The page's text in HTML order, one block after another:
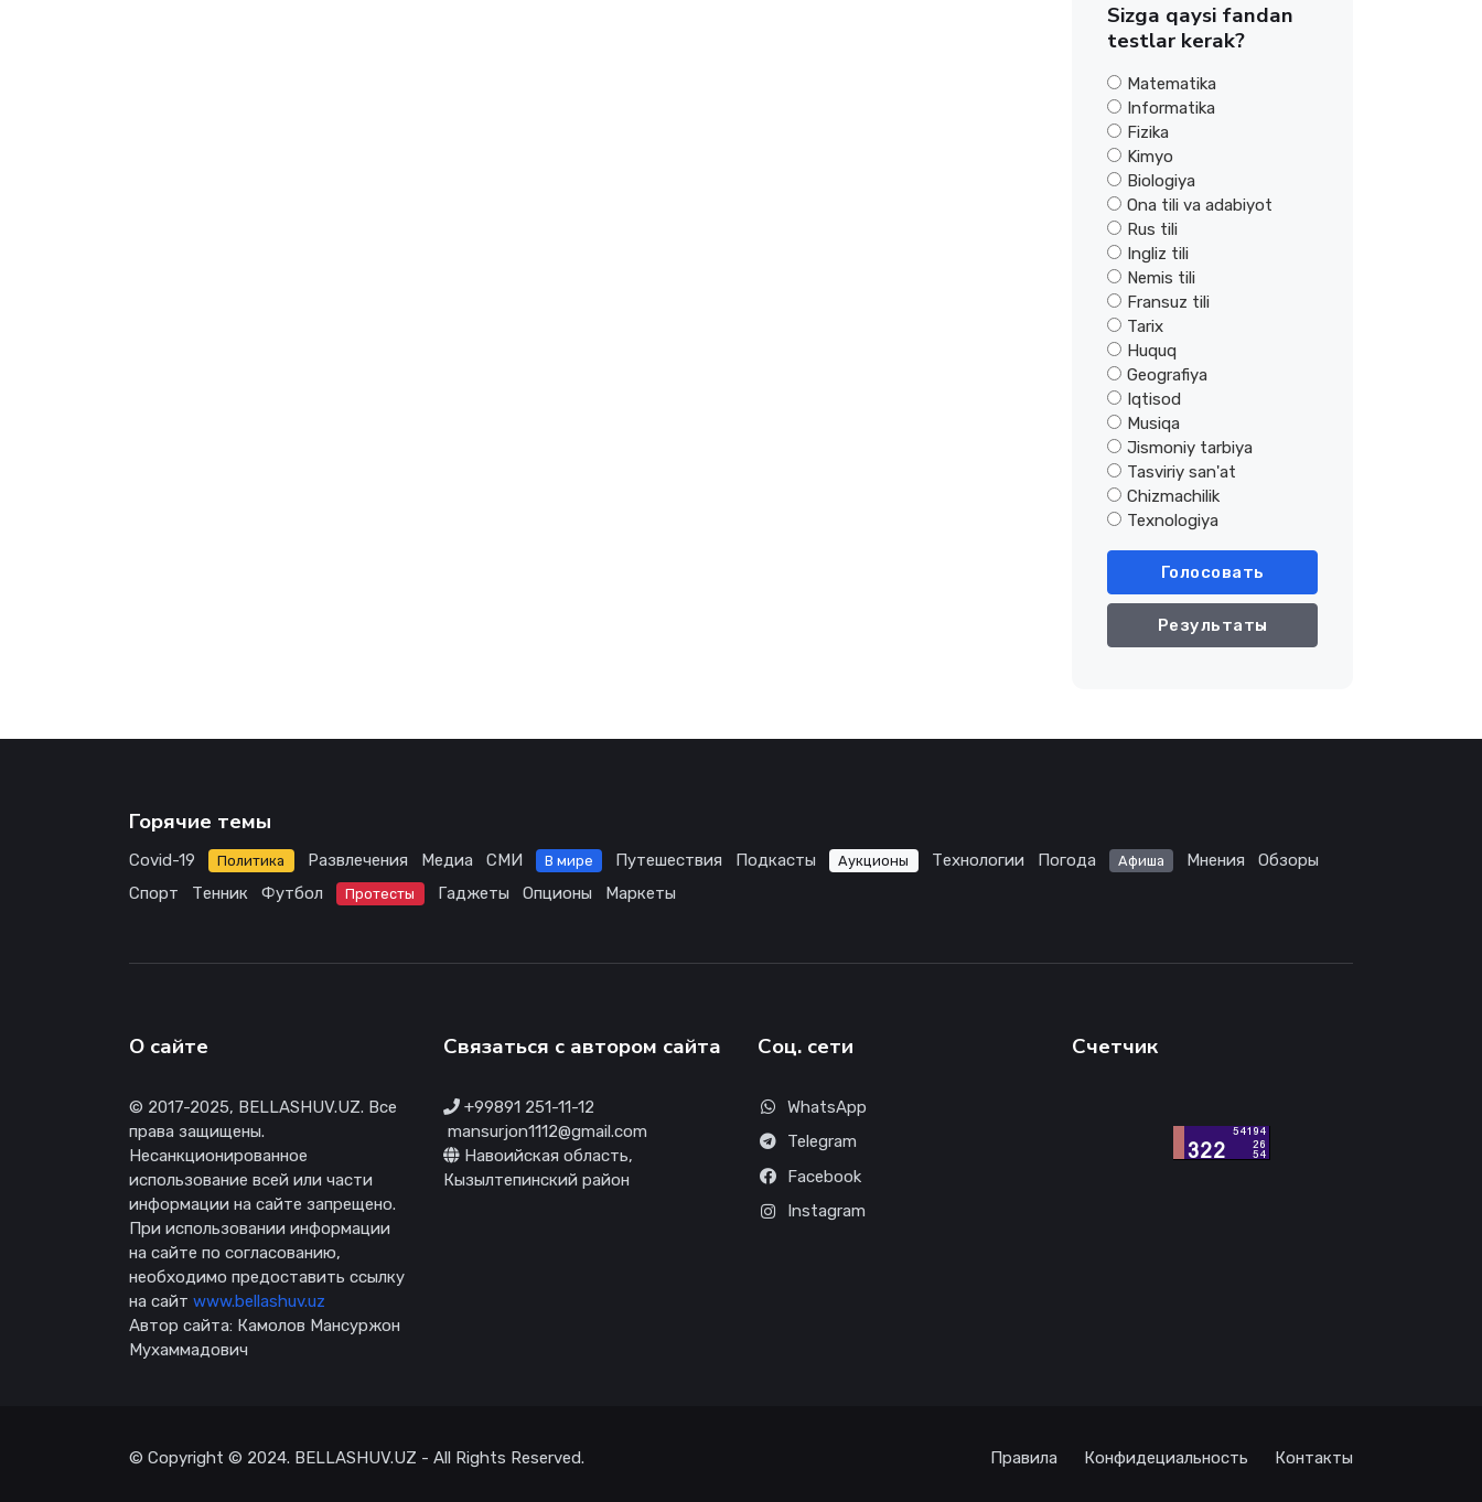
Sizga qaysi fandan
testlar kerak?
Matematika
Informatika
Fizika
Kimyo
Biologiya
Ona tili va adabiyot
Rus tili
Ingliz tili
Nemis tili
Fransuz tili
Tarix
Huquq
Geografiya
Iqtisod
Musiqa
Jismoniy tarbiya
Tasviriy san'at
Chizmachilik
Texnologiya
Голосовать
Результаты
Горячие темы
Covid-19 Политика Развлечения Медиа СМИ В мире Путешествия Подкасты Аукционы Технологии Погода Афиша Мнения
Обзоры
Спорт
Тенник Футбол Протесты Гаджеты Опционы Маркеты
О сайте
© 2017-2025, BELLASHUV.UZ. Все
права защищены.
Несанкционированное
использование всей или части
информации на сайте запрещено.
При использовании информации
на сайте по согласованию,
необходимо предоставить ссылку
на сайт www.bellashuv.uz
Автор сайта: Камолов Мансуржон
Мухаммадович
Связаться с автором сайта
+99891 251-11-12
mansurjon1112@gmail.com
Навоийская область,
Кызылтепинский район
Соц. сети
WhatsApp
Telegram
Facebook
Instagram
Счетчик
© Copyright © 2024. BELLASHUV.UZ - All Rights Reserved. Правила Конфидециальность Контакты